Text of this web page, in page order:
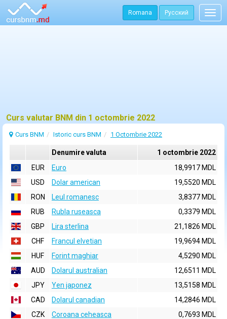
Romana Русский
Curs valutar BNM din 1 octombrie 2022
Curs BNM Istoric curs BNM 1 Octombrie 2022
Denumire valuta
1 octombrie 2022
EUR
Euro
18,9917 MDL
USD
Dolar american
19,5520 MDL
RON
Leul romanesc
3,8377 MDL
RUB
Rubla ruseasca
0,3379 MDL
GBP
Lira sterlina
21,1826 MDL
CHF
Francul elvetian
19,9694 MDL
HUF
Forint maghiar
4,5290 MDL
AUD
Dolarul australian
12,6511 MDL
JPY
Yen japonez
13,5158 MDL
CAD
Dolarul canadian
14,2846 MDL
CZK
Coroana ceheasca
0,7693 MDL